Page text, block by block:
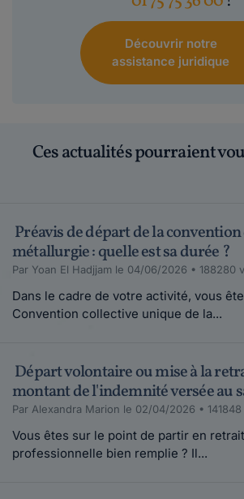
Découvrir notre
assistance juridique
Ces actualités pourraient
Préavis de départ de la convention
métallurgie : quelle est sa durée ?
Par Yoan El Hadjjam le 04/06/2026 • 188280
Dans le cadre de votre activité, vous
Convention collective unique de la...
Départ volontaire ou mise à la
montant de l'indemnité versée au
Par Alexandra Marion le 02/04/2026 •
Vous êtes sur le point de partir en
professionnelle bien remplie ? Il...